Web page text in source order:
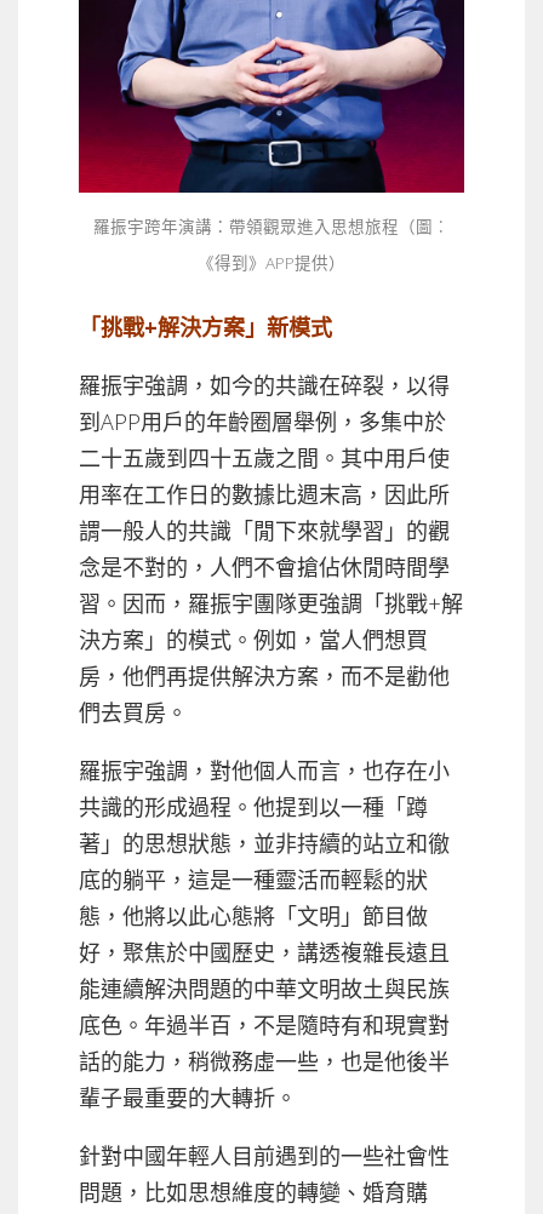
羅振宇跨年演講：帶領觀眾進入思想旅程（圖︰
《得到》APP提供）
「挑戰+解決方案」新模式
羅振宇強調，如今的共識在碎裂，以得
到APP用戶的年齡圈層舉例，多集中於
二十五歲到四十五歲之間。其中用戶使
用率在工作日的數據比週末高，因此所
謂一般人的共識「閒下來就學習」的觀
念是不對的，人們不會搶佔休閒時間學
習。因而，羅振宇團隊更強調「挑戰+解
決方案」的模式。例如，當人們想買
房，他們再提供解決方案，而不是勸他
們去買房。
羅振宇強調，對他個人而言，也存在小
共識的形成過程。他提到以一種「蹲
著」的思想狀態，並非持續的站立和徹
底的躺平，這是一種靈活而輕鬆的狀
態，他將以此心態將「文明」節目做
好，聚焦於中國歷史，講透複雜長遠且
能連續解決問題的中華文明故土與民族
底色。年過半百，不是隨時有和現實對
話的能力，稍微務虛一些，也是他後半
輩子最重要的大轉折。
針對中國年輕人目前遇到的一些社會性
問題，比如思想維度的轉變、婚育購